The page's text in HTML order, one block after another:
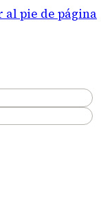
al pie de página